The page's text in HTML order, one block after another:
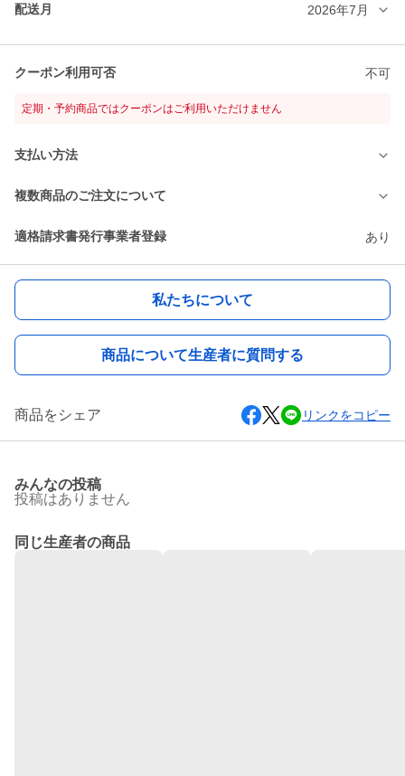
配送月 2026年7月
クーポン利用可否 不可
定期・予約商品ではクーポンはご利用いただけません
支払い方法
複数商品のご注文について
適格請求書発行事業者登録 あり
私たちについて
商品について生産者に質問する
商品をシェア リンクをコピー
みんなの投稿
投稿はありません
同じ生産者の商品